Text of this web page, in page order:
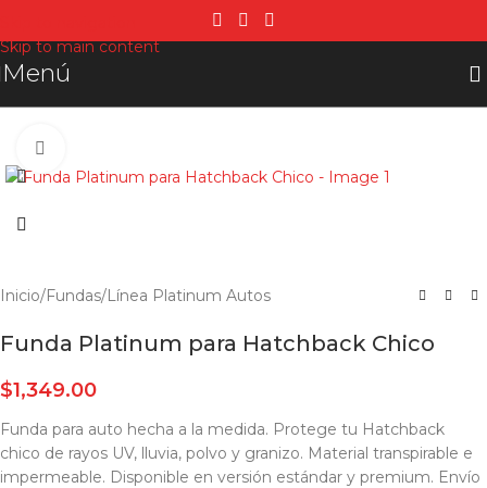
Skip to main content
Menú
Inicio/Fundas/Línea Platinum Autos
Funda Platinum para Hatchback Chico
$1,349.00
Funda para auto hecha a la medida. Protege tu Hatchback
chico de rayos UV, lluvia, polvo y granizo. Material transpirable e
impermeable. Disponible en versión estándar y premium. Envío